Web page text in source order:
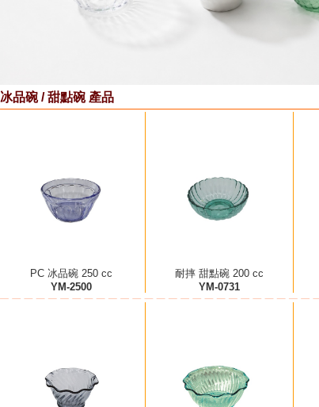
冰品碗 / 甜點碗 產品
PC 冰品碗 250 cc
YM-2500
耐摔 甜點碗 200 cc
YM-0731